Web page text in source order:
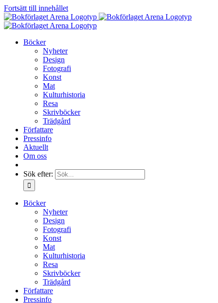
Fortsätt till innehållet
Böcker
Nyheter
Design
Fotografi
Konst
Mat
Kulturhistoria
Resa
Skrivböcker
Trädgård
Författare
Pressinfo
Aktuellt
Om oss
Sök efter:
Böcker
Nyheter
Design
Fotografi
Konst
Mat
Kulturhistoria
Resa
Skrivböcker
Trädgård
Författare
Pressinfo